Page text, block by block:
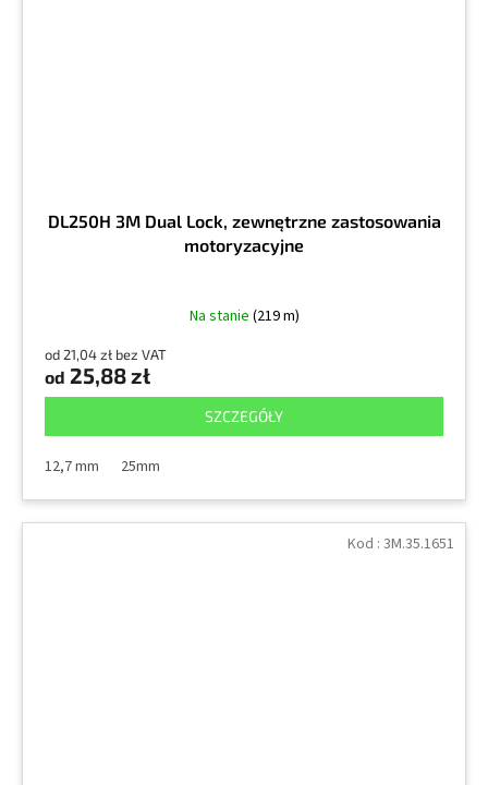
DL250H 3M Dual Lock, zewnętrzne zastosowania
motoryzacyjne
Na stanie (219 m)
od 21,04 zł bez VAT
od 25,88 zł
SZCZEGÓŁY
12,7 mm 25mm
Kod : 3M.35.1651